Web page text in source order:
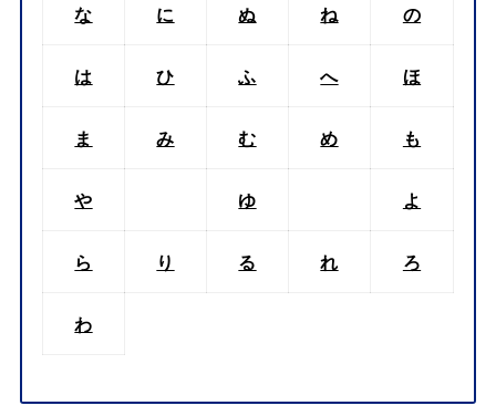
な に ぬ ね の
は ひ ふ へ ほ
ま み む め も
や ゆ よ
ら り る れ ろ
わ